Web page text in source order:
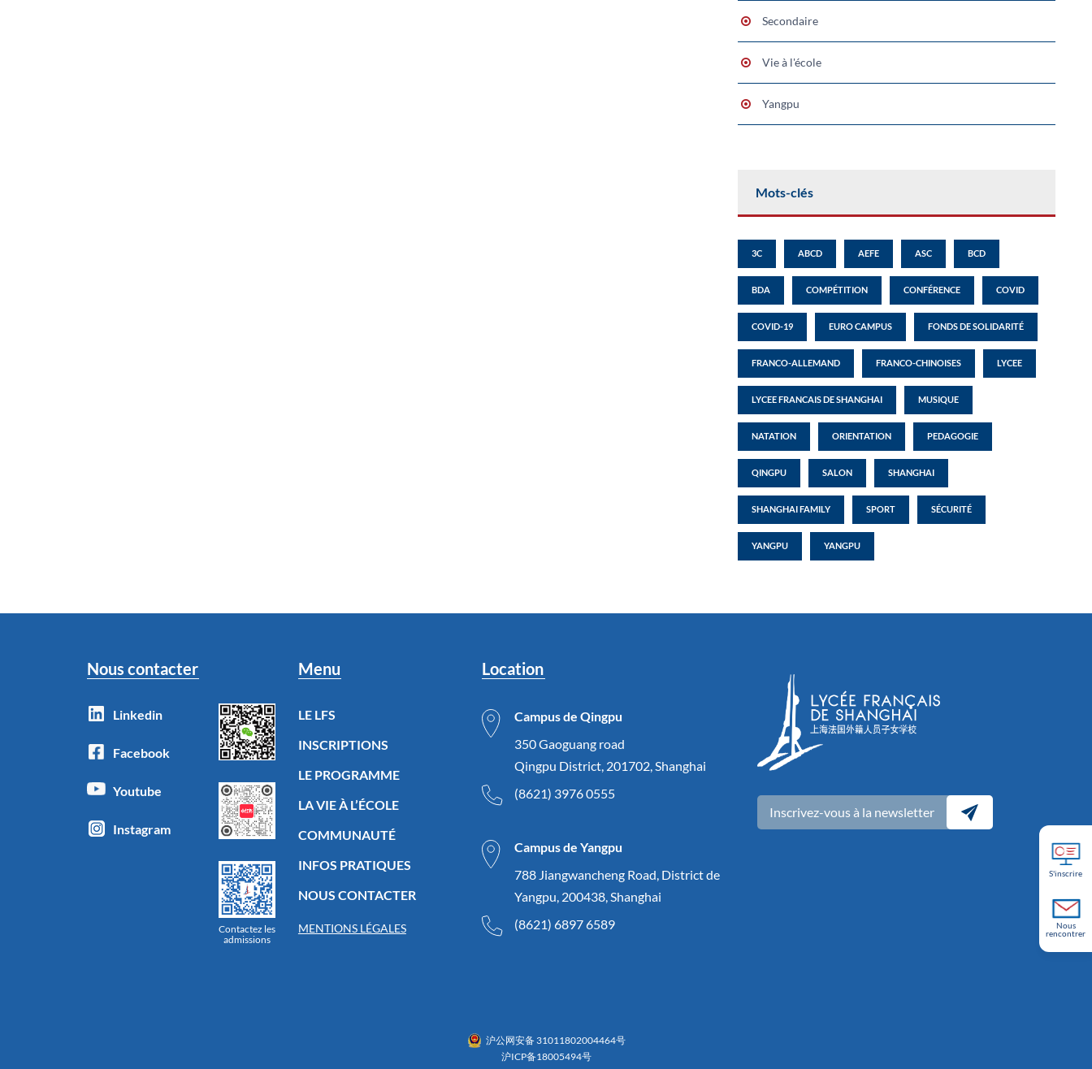
Secondaire
Vie à l'école
Yangpu
Mots-clés
3C ABCD AEFE ASC BCD
BDA COMPÉTITION CONFÉRENCE COVID
COVID-19 EURO CAMPUS FONDS DE SOLIDARITÉ
FRANCO-ALLEMAND FRANCO-CHINOISES LYCEE
LYCEE FRANCAIS DE SHANGHAI MUSIQUE
NATATION ORIENTATION PEDAGOGIE
QINGPU SALON SHANGHAI
SHANGHAI FAMILY SPORT SÉCURITÉ
YANGPU YANGPU
S'inscrire
Nous
rencontrer
Nous contacter
Linkedin
Facebook
Youtube
Instagram
Contactez les
admissions
Menu
LE LFS
INSCRIPTIONS
LE PROGRAMME
LA VIE À L’ÉCOLE
COMMUNAUTÉ
INFOS PRATIQUES
NOUS CONTACTER
MENTIONS LÉGALES
Location
Campus de Qingpu
350 Gaoguang road
Qingpu District, 201702, Shanghai
(8621) 3976 0555
Campus de Yangpu
788 Jiangwancheng Road, District de
Yangpu, 200438, Shanghai
(8621) 6897 6589
Inscrivez-vous à la newsletter
沪公网安备 31011802004464号
沪ICP备18005494号